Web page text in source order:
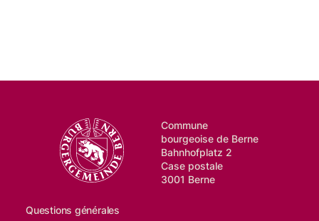
Commune
bourgeoise de Berne
Bahnhofplatz 2
Case postale
3001 Berne
Questions générales